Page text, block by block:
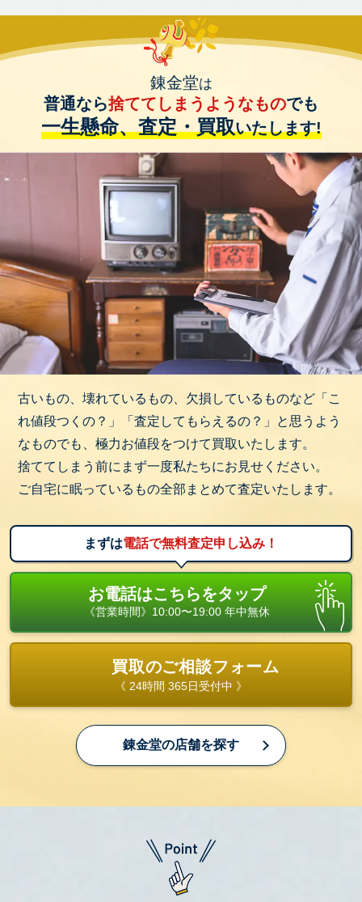
錬金堂は
普通なら捨ててしまうようなものでも
一生懸命、査定・買取いたします!
古いもの、壊れているもの、欠損しているものなど「こ
れ値段つくの？」「査定してもらえるの？」と思うよう
なものでも、極力お値段をつけて買取いたします。
捨ててしまう前にまず一度私たちにお見せください。
ご自宅に眠っているもの全部まとめて査定いたします。
まずは電話で無料査定申し込み！
お電話はこちらをタップ
《営業時間》10:00〜19:00 年中無休
買取のご相談フォーム
《 24時間 365日受付中 》
錬金堂の店舗を探す